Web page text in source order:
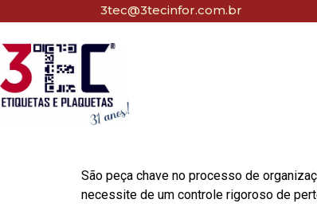
3tec@3tecinfor.com.br
São peça chave no processo de
necessite de um controle rigoroso de